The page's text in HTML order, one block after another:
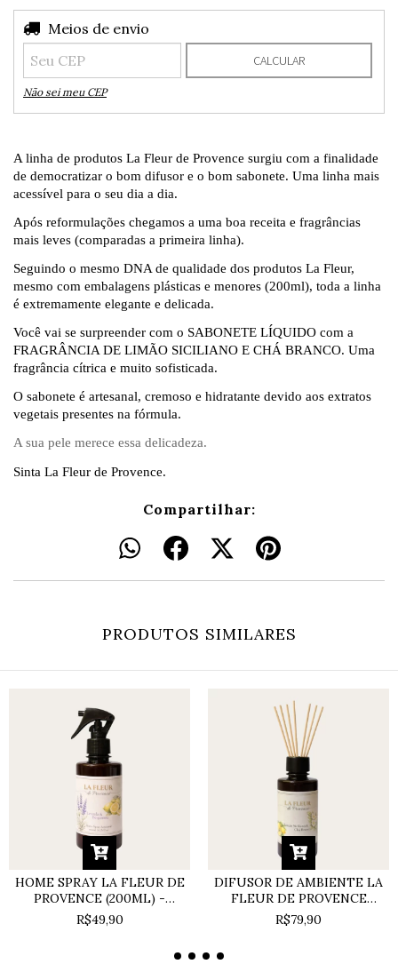
Entregas para o CEP:
Meios de envio
CALCULAR
Não sei meu CEP
A linha de produtos La Fleur de Provence surgiu com a finalidade
de democratizar o bom difusor e o bom sabonete. Uma linha mais
acessível para o seu dia a dia.
Após reformulações chegamos a uma boa receita e fragrâncias
mais leves (comparadas a primeira linha).
Seguindo o mesmo DNA de qualidade dos produtos La Fleur,
mesmo com embalagens plásticas e menores (200ml), toda a linha
é extremamente elegante e delicada.
Você vai se surpreender com o SABONETE LÍQUIDO com a
FRAGRÂNCIA DE LIMÃO SICILIANO E CHÁ BRANCO. Uma
fragrância cítrica e muito sofisticada.
O sabonete é artesanal, cremoso e hidratante devido aos extratos
vegetais presentes na fórmula.
A sua pele merece essa delicadeza.
Sinta La Fleur de Provence.
Compartilhar:
PRODUTOS SIMILARES
HOME SPRAY LA FLEUR DE
PROVENCE (200ML) -
LAVANDA E BERGAMOTA
R$49,90
DIFUSOR DE AMBIENTE LA
FLEUR DE PROVENCE
(200ML) - LIMÃO
SICILIANO E CHÁ BRANCO
R$79,90